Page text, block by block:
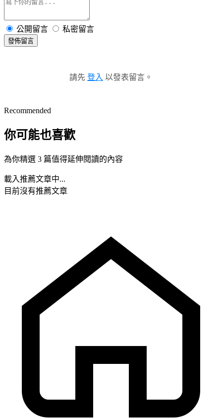
公開留言 私密留言
發佈留言
請先 登入 以發表留言。
Recommended
你可能也喜歡
為你精選 3 篇值得延伸閱讀的內容
載入推薦文章中...
目前沒有推薦文章